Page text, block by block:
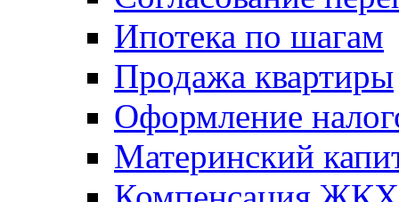
Ипотека по шагам
Продажа квартиры
Оформление
Материнский